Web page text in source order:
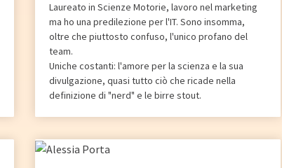
Laureato in Scienze Motorie, lavoro nel marketing
ma ho una predilezione per l'IT. Sono insomma,
oltre che piuttosto confuso, l'unico profano del
team.
Uniche costanti: l'amore per la scienza e la sua
divulgazione, quasi tutto ciò che ricade nella
definizione di "nerd" e le birre stout.